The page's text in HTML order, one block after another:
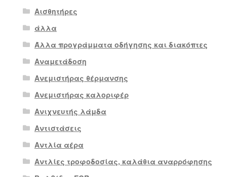
Αισθητήρες
άλλα
Άλλα προγράμματα οδήγησης και διακόπτες
Αναμετάδοση
Ανεμιστήρας θέρμανσης
Ανεμιστήρας καλοριφέρ
Ανιχνευτής λάμδα
Αντιστάσεις
Αντλία αέρα
Αντλίες τροφοδοσίας, καλάθια αναρρόφησης